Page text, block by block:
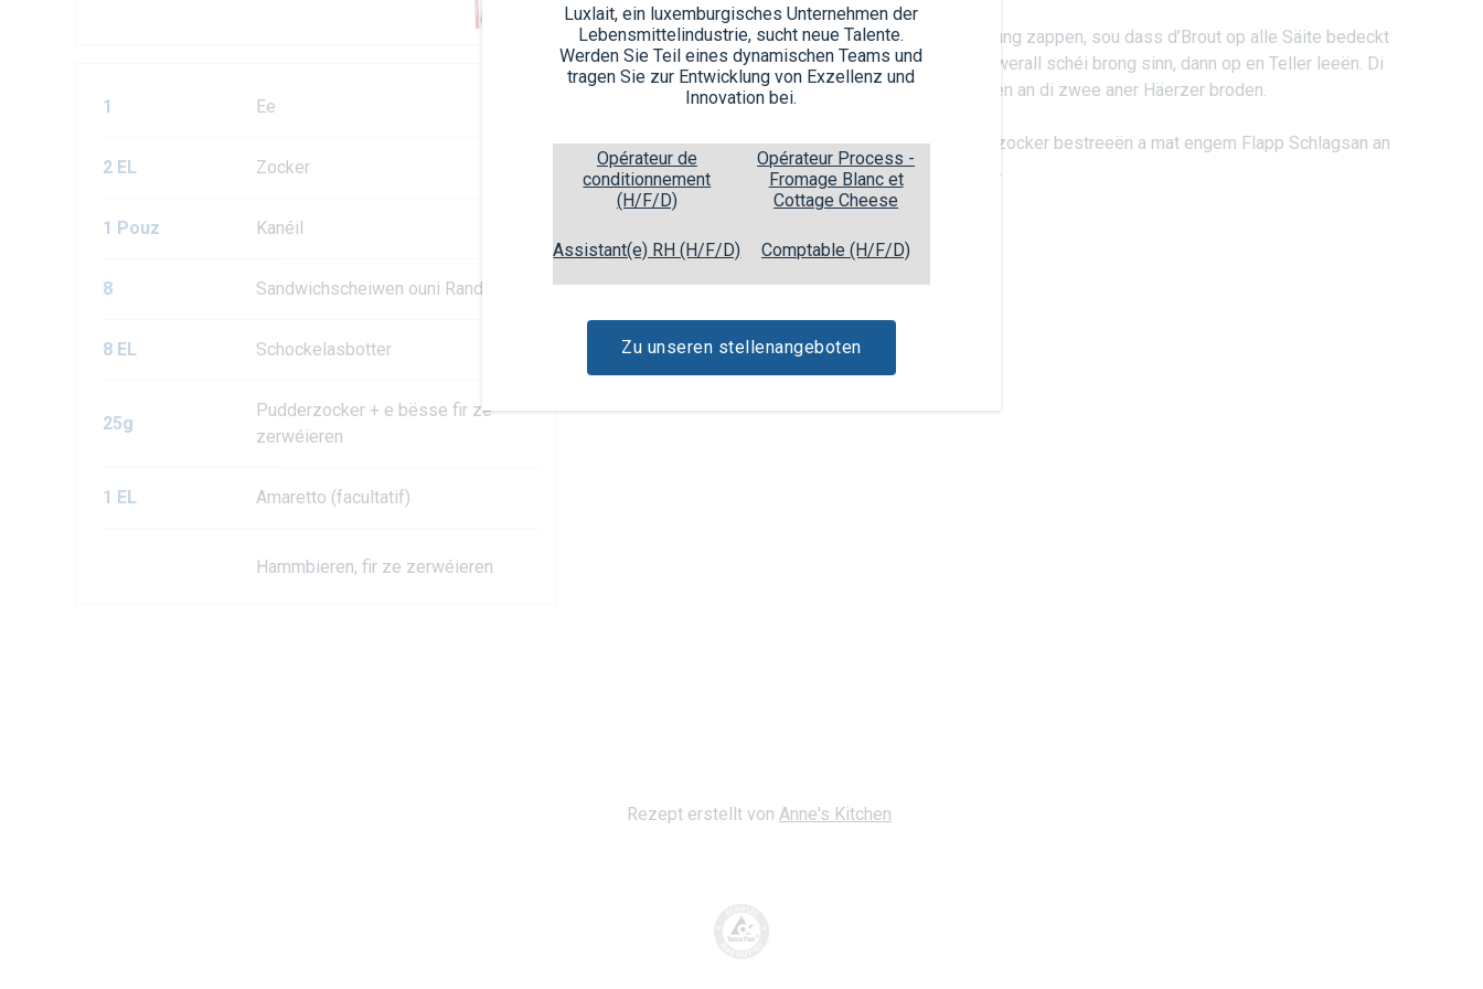
Luxlait, ein luxemburgisches Unternehmen der
Lebensmittelindustrie, sucht neue Talente.
Werden Sie Teil eines dynamischen Teams und
tragen Sie zur Entwicklung von Exzellenz und
Innovation bei.
Opérateur de
conditionnement
(H/F/D)
Opérateur Process -
Fromage Blanc et
Cottage Cheese
Assistant(e) RH (H/F/D) Comptable (H/F/D)
Zu unseren stellenangeboten
1 Ee
2 EL Zocker
1 Pouz Kanéil
8 Sandwichscheiwen ouni Rand
8 EL Schockelasbotter
25g
Pudderzocker + e bësse fir ze
zerwéieren
1 EL Amaretto (facultatif)
Hammbieren, fir ze zerwéieren
5
Zwee Häerzer an d’Eeermëschung zappen, sou dass d’Brout op alle Säite bedeckt
ass. Am Botter brode bis se iwwerall schéi brong sinn, dann op en Teller leeën. Di
reschtlech 10g Botter schmëlzen an di zwee aner Häerzer broden.
6
D’Häerzer mat e bësse Pudderzocker bestreeën a mat engem Flapp Schlagsan an
e puer Hammbieren zerwéieren.
Rezept erstellt von Anne's Kitchen